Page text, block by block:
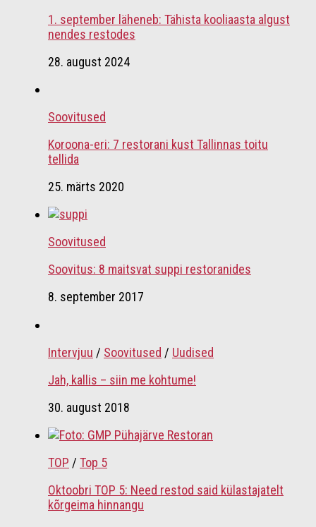
1. september läheneb: Tähista kooliaasta algust
nendes restodes
28. august 2024
Soovitused
Koroona-eri: 7 restorani kust Tallinnas toitu
tellida
25. märts 2020
Soovitused
Soovitus: 8 maitsvat suppi restoranides
8. september 2017
Intervjuu / Soovitused / Uudised
Jah, kallis – siin me kohtume!
30. august 2018
TOP / Top 5
Oktoobri TOP 5: Need restod said külastajatelt
kõrgeima hinnangu